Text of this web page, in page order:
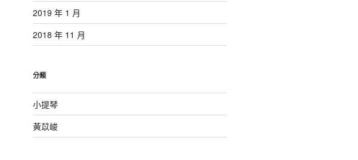
2019 年 1 月
2018 年 11 月
分類
小提琴
黃苡峻